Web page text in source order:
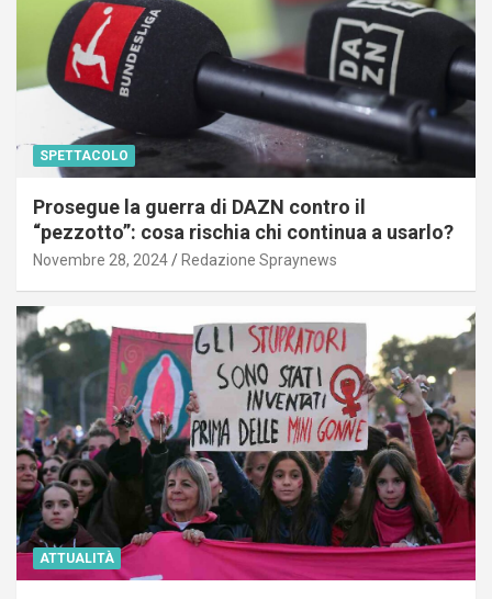
SPETTACOLO
Prosegue la guerra di DAZN contro il
“pezzotto”: cosa rischia chi continua a usarlo?
Novembre 28, 2024 Redazione Spraynews
ATTUALITÀ